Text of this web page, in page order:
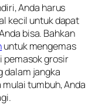
Anda harus
kecil untuk dapat
bisa. Bahkan
untuk mengemas
pemasok grosir
dalam jangka
tumbuh, Anda